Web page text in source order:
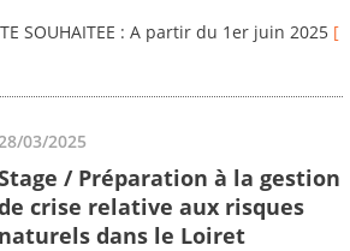
SOUHAITEE : A partir du 1er juin 2025 [
03/2025
/ Préparation à la gestion
crise relative aux risques
naturels dans le Loiret